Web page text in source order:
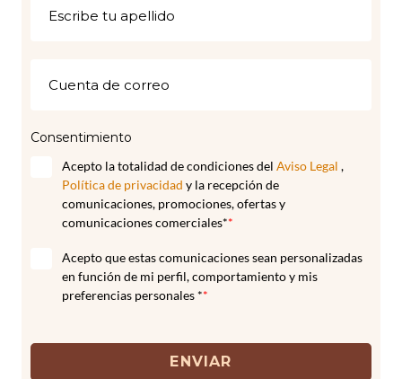
Consentimiento
Acepto la totalidad de condiciones del Aviso Legal ,
Política de privacidad y la recepción de
comunicaciones, promociones, ofertas y
comunicaciones comerciales**
Acepto que estas comunicaciones sean personalizadas
en función de mi perfil, comportamiento y mis
preferencias personales **
ENVIAR